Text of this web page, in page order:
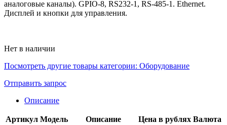
аналоговые каналы). GPIO-8, RS232-1, RS-485-1. Ethernet.
Дисплей и кнопки для управления.
Нет в наличии
Посмотреть другие товары категории: Оборудование
Отправить запрос
Описание
Артикул Модель Описание Цена в рублях Валюта